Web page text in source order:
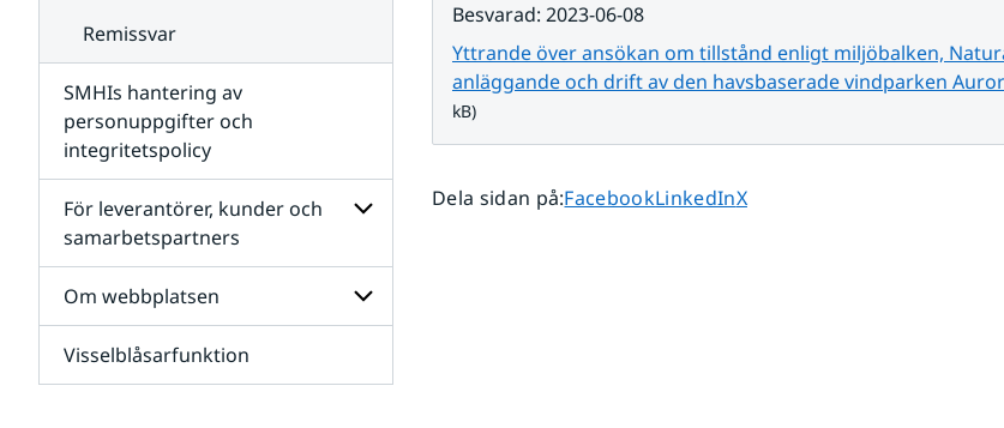
Remissvar
SMHIs hantering av
personuppgifter och
integritetspolicy
För leverantörer, kunder och
samarbetspartners
Undersidor
för
och
Om webbplatsen
för
Visselblåsarfunktion
Besvarad: 2023-06-08
Yttrande över ansökan om tillstånd enligt miljöbalken,
anläggande och drift av den havsbaserade vindparken
kB)
Dela sidan på:Dela sidan på
FacebookDela sidan på
LinkedInDela sidan på
X